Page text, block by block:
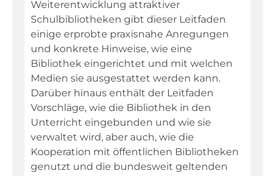
Sport
Technik
Textillehre
Weltkunde
Wirtschaft/Politik
Warenkorb
Kontakt
Weiterentwicklung attraktiver
Schulbibliotheken gibt dieser Leitfaden
einige erprobte praxisnahe Anregungen
und konkrete Hinweise, wie eine
Bibliothek eingerichtet und mit welchen
Medien sie ausgestattet werden kann.
Darüber hinaus enthält der Leitfaden
Vorschläge, wie die Bibliothek in den
Unterricht eingebunden und wie sie
verwaltet wird, aber auch, wie die
Kooperation mit öffentlichen Bibliotheken
genutzt und die bundesweit geltenden